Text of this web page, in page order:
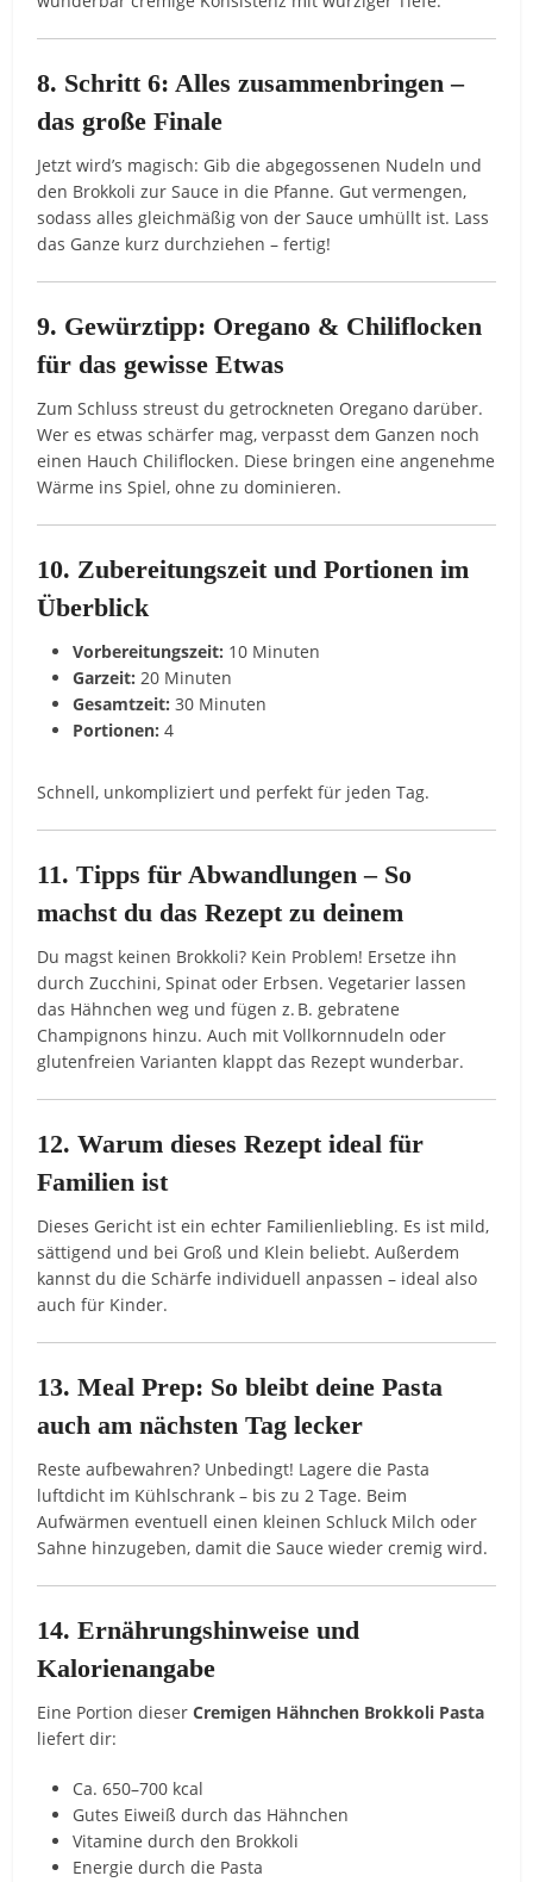
8. Schritt 6: Alles zusammenbringen –
das große Finale
Jetzt wird’s magisch: Gib die abgegossenen Nudeln und
den Brokkoli zur Sauce in die Pfanne. Gut vermengen,
sodass alles gleichmäßig von der Sauce umhüllt ist. Lass
das Ganze kurz durchziehen – fertig!
9. Gewürztipp: Oregano & Chiliflocken
für das gewisse Etwas
Zum Schluss streust du getrockneten Oregano darüber.
Wer es etwas schärfer mag, verpasst dem Ganzen noch
einen Hauch Chiliflocken. Diese bringen eine angenehme
Wärme ins Spiel, ohne zu dominieren.
10. Zubereitungszeit und Portionen im
Überblick
Vorbereitungszeit: 10 Minuten
Garzeit: 20 Minuten
Gesamtzeit: 30 Minuten
Portionen: 4
Schnell, unkompliziert und perfekt für jeden Tag.
11. Tipps für Abwandlungen – So
machst du das Rezept zu deinem
Du magst keinen Brokkoli? Kein Problem! Ersetze ihn
durch Zucchini, Spinat oder Erbsen. Vegetarier lassen
das Hähnchen weg und fügen z. B. gebratene
Champignons hinzu. Auch mit Vollkornnudeln oder
glutenfreien Varianten klappt das Rezept wunderbar.
12. Warum dieses Rezept ideal für
Familien ist
Dieses Gericht ist ein echter Familienliebling. Es ist mild,
sättigend und bei Groß und Klein beliebt. Außerdem
kannst du die Schärfe individuell anpassen – ideal also
auch für Kinder.
13. Meal Prep: So bleibt deine Pasta
auch am nächsten Tag lecker
Reste aufbewahren? Unbedingt! Lagere die Pasta
luftdicht im Kühlschrank – bis zu 2 Tage. Beim
Aufwärmen eventuell einen kleinen Schluck Milch oder
Sahne hinzugeben, damit die Sauce wieder cremig wird.
14. Ernährungshinweise und
Kalorienangabe
Eine Portion dieserCremigen Hähnchen Brokkoli Pasta
liefert dir:
Ca. 650–700 kcal
Gutes Eiweiß durch das Hähnchen
Vitamine durch den Brokkoli
Energie durch die Pasta